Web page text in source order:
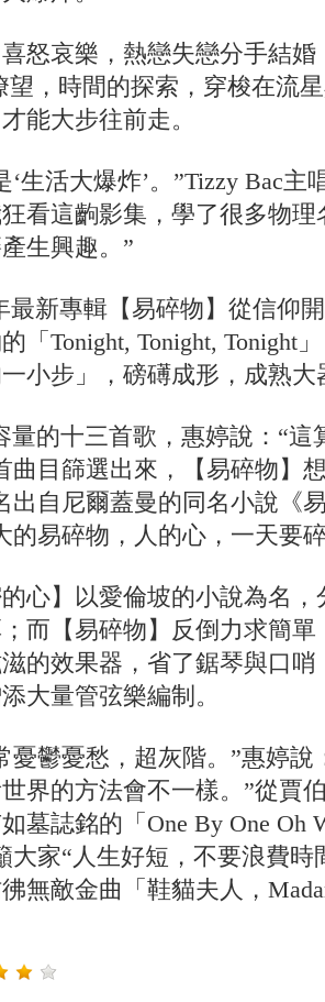
怒哀樂，熱戀失戀分手結
望，時間的探索，穿梭在流
能大步往前走。
‘生活大爆炸’。”Tizzy Bac主
看這齣影集，學了很多物
生興趣。”
最新專輯【易碎物】從信仰
「Tonight, Tonight, Tonight
小步」，磅礡成形，成熟大
量的十三首歌，惠婷說：“這
曲目篩選出來，【易碎物】
出自尼爾蓋曼的同名小說《
的易碎物，人的心，一天要
心】以愛倫坡的小說為名，
而【易碎物】反倒力求簡
的效果器，省了鋸琴與口
大量管弦樂編制。
憂鬱憂愁，超灰階。”惠婷說
界的方法會不一樣。”從賈
墓誌銘的「One By One Oh
大家“人生好短，不要浪費時
無敵金曲「鞋貓夫人，